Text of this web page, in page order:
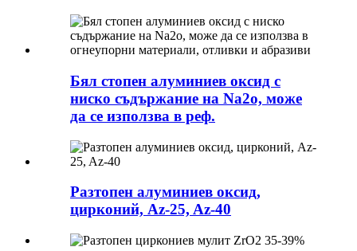
Бял стопен алуминиев оксид с
ниско съдържание на Na2o, може
да се използва в реф.
Разтопен алуминиев оксид,
цирконий, Az-25, Az-40